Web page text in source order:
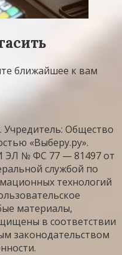
ближайшее к вам
Учредитель: Общество
«Выберу.ру».
ЭЛ № ФС 77 — 81497 от
службой по
технологий
материалы,
в соответствии
законодательством